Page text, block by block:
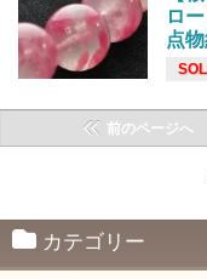
ロ
点
前のページへ
カテゴリー